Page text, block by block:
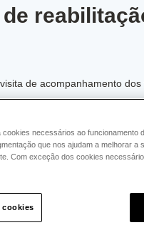
de acompanhamento
dos trabalhos
que decorre, foi
sido explorada em
a ser conduzida de
cookies necessários ao
que nos ajudam a melhorar
Com exceção dos cookies
cookies